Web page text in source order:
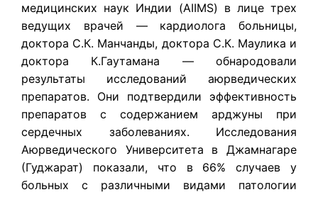
медицинских наук Индии (AIIMS) в лице трех
ведущих врачей — кардиолога больницы,
доктора С.К. Манчанды, доктора С.К. Маулика и
доктора К.Гаутамана — обнародовали
результаты исследований аюрведических
препаратов. Они подтвердили эффективность
препаратов с содержанием арджуны при
сердечных заболеваниях. Исследования
Аюрведического Университета в Джамнагаре
(Гуджарат) показали, что в 66% случаев у
больных с различными видами патологии